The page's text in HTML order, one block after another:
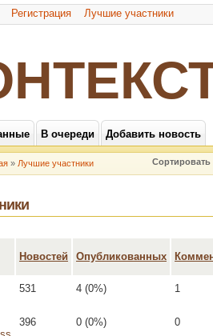
Регистрация Лучшие участники
В очереди Добавить новость
» Лучшие участники
Новостей Опубликованных
531 4 (0%) 1
396 0 (0%) 0